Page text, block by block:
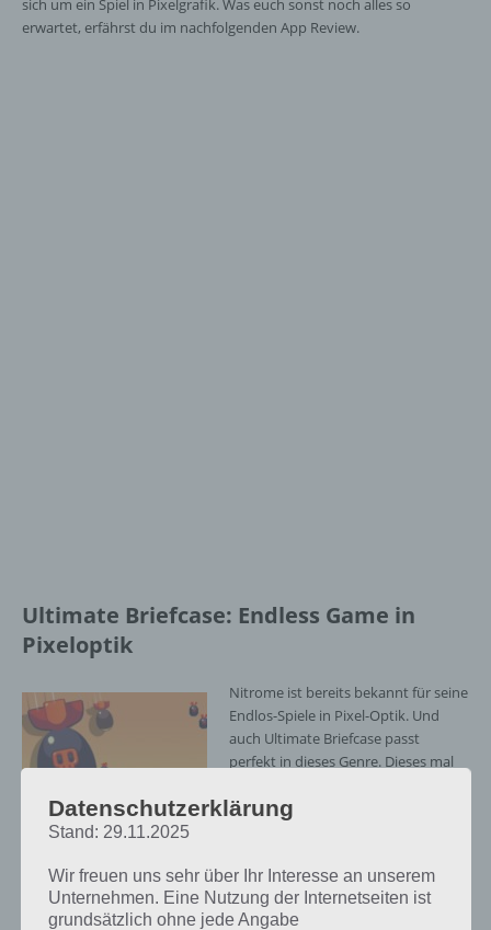
sich um ein Spiel in Pixelgrafik. Was euch sonst noch alles so
erwartet, erfährst du im nachfolgenden App Review.
Ultimate Briefcase: Endless Game in
Pixeloptik
Nitrome ist bereits bekannt für seine
Endlos-Spiele in Pixel-Optik. Und
auch Ultimate Briefcase passt
perfekt in dieses Genre. Dieses mal
nach links bzw. rechts gehen, um
denn es gibt stetig eine Lücke
auszumachen.
Datenschutzerklärung
Stand: 29.11.2025
Wir freuen uns sehr über Ihr Interesse an unserem
Unternehmen. Eine Nutzung der Internetseiten ist
grundsätzlich ohne jede Angabe